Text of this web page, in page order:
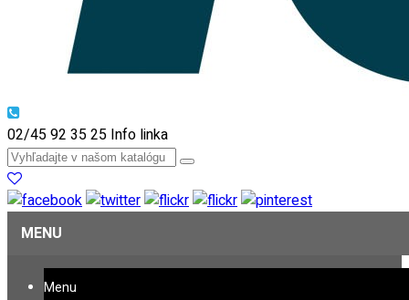
02/45 92 35 25 Info linka
MENU
Menu